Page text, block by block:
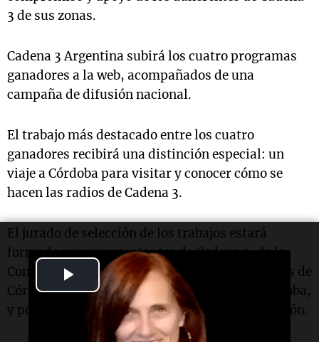
Play
Video
3 de sus zonas.
Cadena 3 Argentina subirá los cuatro programas
ganadores a la web, acompañados de una
campaña de difusión nacional.
El trabajo más destacado entre los cuatro
ganadores recibirá una distinción especial: un
viaje a Córdoba para visitar y conocer cómo se
hacen las radios de Cadena 3.
El jurado de selección de los trabajos estará
formado por representantes de Cadena 3, de la
Comisión de Enlace de Entidades Agropecuarias de
Córdoba y del Ministerio de Educación de Córdoba,
y por un reconocido especialista en comunicación.